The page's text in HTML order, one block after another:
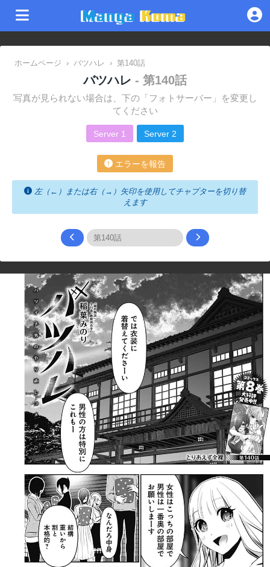
ホームページ › バツハレ › 第140話
バツハレ - 第140話
写真が見られない場合は、下の「フォトサーバー」を変更し
てください
Server 1 Server 2
エラーを報告
左（←）または右（→）矢印を使用してチャプターを切り替
えます